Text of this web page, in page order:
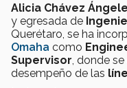
Alicia Chávez
y egresada de
Querétaro, se ha
Omaha como
Supervisor , donde
desempeño de las